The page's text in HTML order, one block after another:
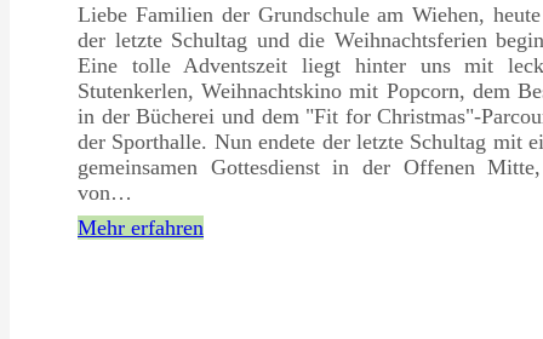
Liebe Familien der Grundschule am Wiehen,
der letzte Schultag und die Weihnachtsferien
Eine tolle Adventszeit liegt hinter uns mit
Stutenkerlen, Weihnachtskino mit Popcorn, dem
in der Bücherei und dem "Fit for Christmas"-
der Sporthalle. Nun endete der letzte Schultag mit
gemeinsamen Gottesdienst in der Offenen
von…
Mehr erfahren